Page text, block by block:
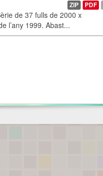
de 37 fulls de 2000 x
l’any 1999. Abast...
ZIP PDF